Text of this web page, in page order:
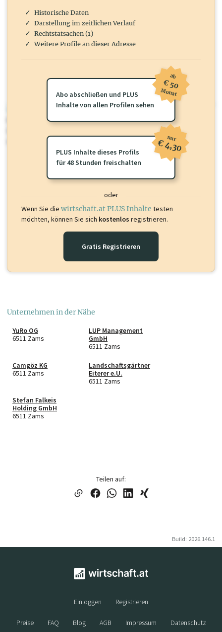
wirtschaft.at PLUS
Für dieses Profil gibt es zusätzlichewirtschaft.at PLUS Inhalte
Sie momentan nicht einsehen können. Schalten Sie dieses Profil frei
oder loggen Sie sich ein um diese Inhalte zu sehen.
Historische Daten
Darstellung im zeitlichen Verlauf
Rechtstatsachen (1)
Weitere Profile an dieser Adresse
Abo abschließen und PLUS
Inhalte von allen Profilen sehen
ab
€ 50
Monat
PLUS Inhalte dieses Profils
für 48 Stunden freischalten
nur
€ 4,30
oder
Wenn Sie die wirtschaft.at PLUS Inhalte testen
möchten, können Sie sich kostenlos registrieren.
Gratis Registrieren
Unternehmen in der Nähe
YuRo OG
6511 Zams
LUP Management
GmbH
6511 Zams
Camgöz KG
6511 Zams
Landschaftsgärtner
Eiterer e.U.
6511 Zams
Stefan Falkeis
Holding GmbH
6511 Zams
Teilen auf:
Build: 2026.146.1
Einloggen Registrieren
Preise FAQ Blog AGB Impressum Datenschutz